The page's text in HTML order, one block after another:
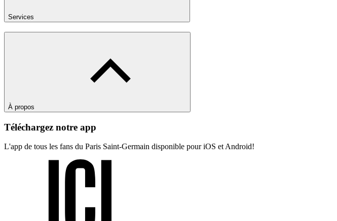
Services
À propos
Téléchargez notre app
L'app de tous les fans du Paris Saint-Germain disponible pour iOS et Android!